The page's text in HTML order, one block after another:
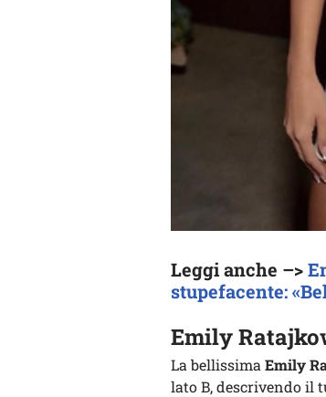
Leggi anche –>
stupefacente:
Emily
La bellissima Emily
lato B, descrivendo il